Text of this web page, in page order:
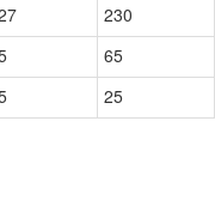
230
65
25